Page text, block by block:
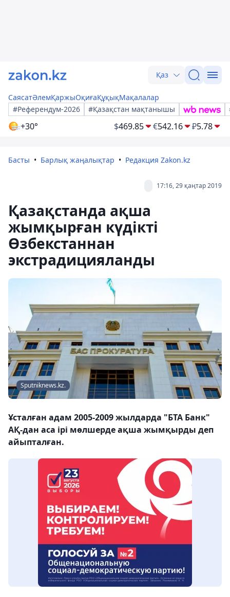
Қаз
СаясатӘлемҚаржыОқиғаҚұқықМақалалар
#Референдум-2026
#Қазақстан мақтанышы
+30° $469.85 €542.16 ₽5.78
Басты Барлық жаңалықтар Редакция Zakon.kz
17:16, 29 қаңтар 2019
Қазақстанда ақша
жымқырған күдікті
Өзбекстаннан
экстрадицияланды
Sputniknews.kz.
Ұсталған адам 2005-2009 жылдарда "БТА Банк"
АҚ-дан аса ірі мөлшерде ақша жымқырды деп
айыпталған.